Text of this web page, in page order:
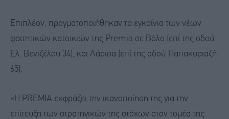
Επιπλέον, πραγματοποιήθηκαν τα εγκαίνια των νέων
φοιτητικών κατοικιών της Premia σε Βόλο (επί της οδού
Ελ. Βενιζέλου 34), και Λάρισα (επί της οδού Παπακυριαζή
65).
«Η PREMIA εκφράζει την ικανοποίηση της για την
επίτευξη των στρατηγικών της στόχων στον τομέα της